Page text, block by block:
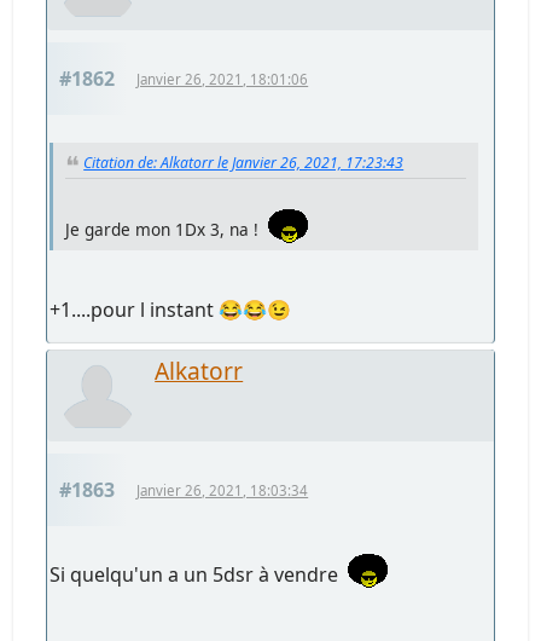
#1862 Janvier 26, 2021, 18:01:06
Citation de: Alkatorr le Janvier 26, 2021, 17:23:43
Je garde mon 1Dx 3, na !
+1....pour l instant 😂😂😉
Alkatorr
#1863 Janvier 26, 2021, 18:03:34
Si quelqu'un a un 5dsr à vendre